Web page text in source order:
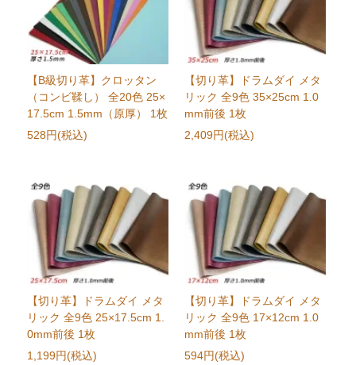
【B級切り革】クロッタン
（コンビ鞣し） 全20色 25×
17.5cm 1.5mm（原厚） 1枚
528円(税込)
【切り革】ドラムダイ メタ
リック 全9色 35×25cm 1.0
mm前後 1枚
2,409円(税込)
【切り革】ドラムダイ メタ
リック 全9色 25×17.5cm 1.
0mm前後 1枚
1,199円(税込)
【切り革】ドラムダイ メタ
リック 全9色 17×12cm 1.0
mm前後 1枚
594円(税込)